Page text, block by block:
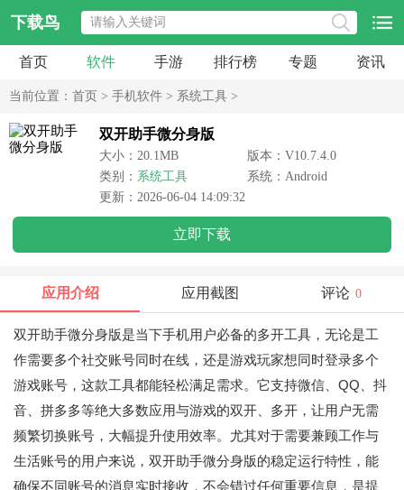
下载鸟
首页 软件 手游 排行榜 专题 资讯
当前位置： 首页 > 手机软件 > 系统工具 >
双开助手微分身版
大小：20.1MB
版本：V10.7.4.0
类别： 系统工具
系统：Android
更新：2026-06-04 14:09:32
立即下载
应用介绍 应用截图 评论 0
双开助手微分身版是当下手机用户必备的多开工具，无论是工
作需要多个社交账号同时在线，还是游戏玩家想同时登录多个
游戏账号，这款工具都能轻松满足需求。它支持微信、QQ、抖
音、拼多多等绝大多数应用与游戏的双开、多开，让用户无需
频繁切换账号，大幅提升使用效率。尤其对于需要兼顾工作与
生活账号的用户来说，双开助手微分身版的稳定运行特性，能
确保不同账号的消息实时接收，不会错过任何重要信息，是提